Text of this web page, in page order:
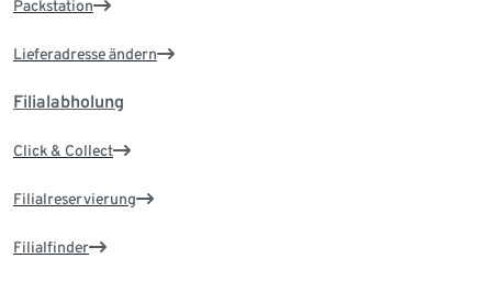
Packstation
Lieferadresse ändern
Filialabholung
Click & Collect
Filialreservierung
Filialfinder